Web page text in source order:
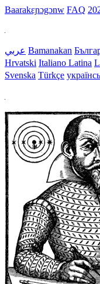
Baarakɛɲɔgɔnw FAQ
عربي Bamanakan
Hrvatski Italiano Latina
Svenska Türkçe